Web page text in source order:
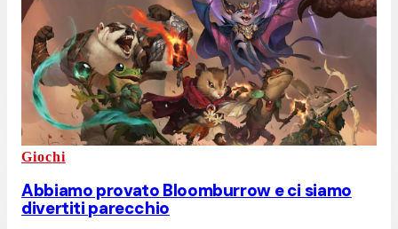
Giochi
Abbiamo provato Bloomburrow e ci siamo
divertiti parecchio